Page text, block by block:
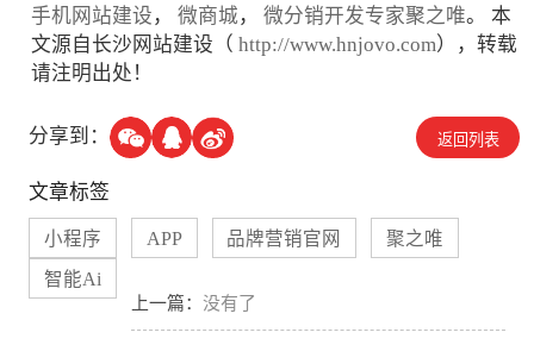
手机网站建设 ，微商城 ，微分销开发专家聚之唯。 本
文源自长沙网站建设（http://www.hnjovo.com），转载
请注明出处！
分享到： 返回列表
文章标签
小程序 APP 品牌营销官网 聚之唯
智能Ai
上一篇： 没有了